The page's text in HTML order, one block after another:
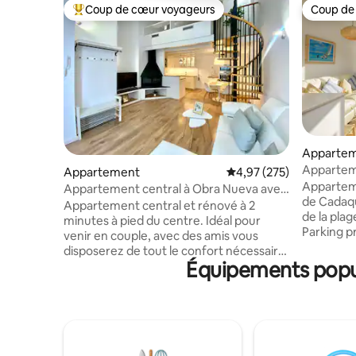
Coups de cœur voyageurs les plus appréciés
Coup de cœur voyageurs
Appartement Évaluation moyenne
4,97 (275)
Appartement central à Obra Nueva avec
Terrasse
Appartement central et rénové à 2
minutes à pied du centre. Idéal pour
venir en couple, avec des amis vous
disposerez de tout le confort nécessaire.
Vous pourrez vous reposer, vous
déconnecter, ou si vous le souhaitez,
Coup
Coup
de
de la
Parking
cuisine
salle à
a une
Équipements